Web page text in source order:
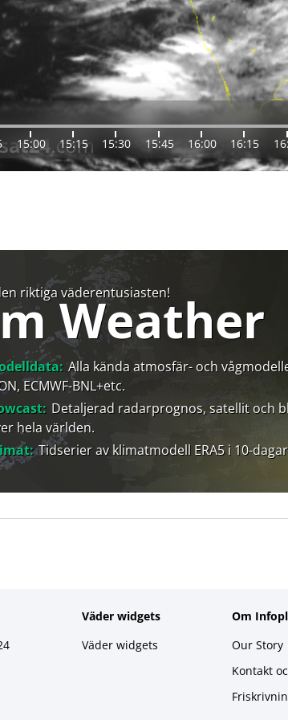
15:00 15:15 15:30 15:45 16:00 16:15
riktiga väderentusiasten!
Weather
Alla kända atmosfär- och
ECMWF-BNL+etc.
Detaljerad radarprognos, satellit och
hela världen.
Tidserier av klimatmodell ERA5 i 10-
Väder widgets
Väder widgets
Om
Our Story
Kontakt